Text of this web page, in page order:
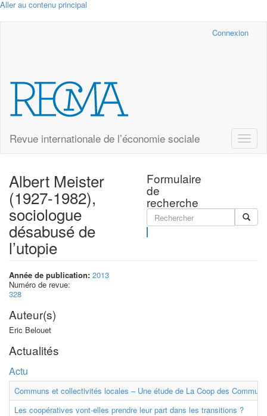
Aller au contenu principal
Connexion
Revue internationale de l’économie sociale
Toggle
Formulaire
de
recherche
Albert Meister
(1927-1982),
sociologue
désabusé de
l’utopie
Année de publication: 2013
Numéro de revue:
328
Auteur(s)
Eric Belouet
Actualités
Actu
Communs et collectivités locales – Une étude de La Coop des
Les coopératives vont-elles prendre leur part dans les transitions ?